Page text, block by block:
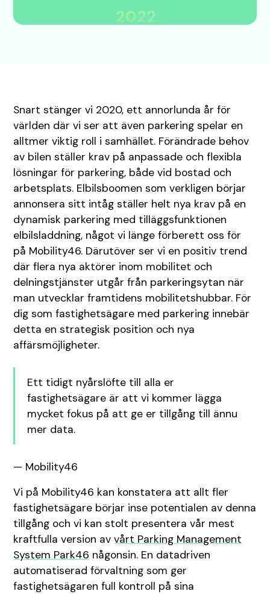
Snart stänger vi 2020, ett annorlunda år för
världen där vi ser att även parkering spelar en
alltmer viktig roll i samhället. Förändrade behov
av bilen ställer krav på anpassade och flexibla
lösningar för parkering, både vid bostad och
arbetsplats. Elbilsboomen som verkligen börjar
annonsera sitt intåg ställer helt nya krav på en
dynamisk parkering med tilläggsfunktionen
elbilsladdning, något vi länge förberett oss för
på Mobility46. Därutöver ser vi en positiv trend
där flera nya aktörer inom mobilitet och
delningstjänster utgår från parkeringsytan när
man utvecklar framtidens mobilitetshubbar. För
dig som fastighetsägare med parkering innebär
detta en strategisk position och nya
affärsmöjligheter.
Ett tidigt nyårslöfte till alla er
fastighetsägare är att vi kommer lägga
mycket fokus på att ge er tillgång till ännu
mer data.
— Mobility46
Vi på Mobility46 kan konstatera att allt fler
fastighetsägare börjar inse potentialen av denna
tillgång och vi kan stolt presentera vår mest
kraftfulla version avvårt Parking Management
System Park46 någonsin. En datadriven
automatiserad förvaltning som ger
fastighetsägaren full kontroll på sina